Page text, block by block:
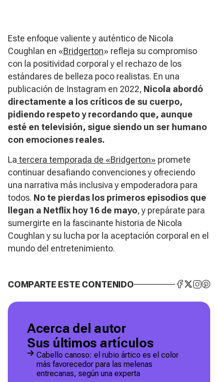
Este enfoque valiente y auténtico de Nicola
Coughlan en «Bridgerton» refleja su compromiso
con la positividad corporal y el rechazo de los
estándares de belleza poco realistas. En una
publicación de Instagram en 2022, Nicola abordó
directamente a los críticos de su cuerpo,
pidiendo respeto y recordando que, aunque
esté en televisión, sigue siendo un ser humano
con emociones reales.
La tercera temporada de «Bridgerton» promete
continuar desafiando convenciones y ofreciendo
una narrativa más inclusiva y empoderadora para
todos. No te pierdas los primeros episodios que
llegan a Netflix hoy 16 de mayo, y prepárate para
sumergirte en la fascinante historia de Nicola
Coughlan y su lucha por la aceptación corporal en el
mundo del entretenimiento.
COMPARTE ESTE CONTENIDO
Acerca del autor
Sus últimos artículos
Cabello canoso: el rubio ártico es el color
más favorecedor para las melenas
entrecanas, según una experta